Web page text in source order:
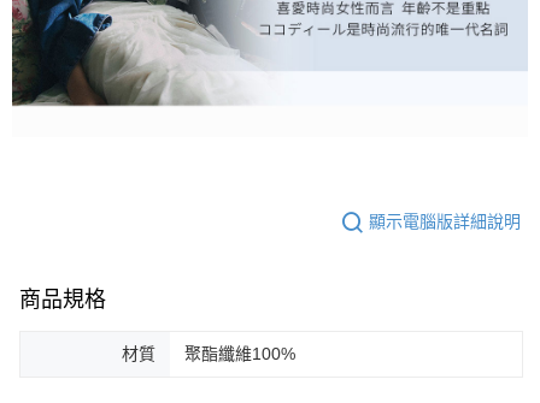
顯示電腦版詳細說明
商品規格
材質 聚酯纖維100%